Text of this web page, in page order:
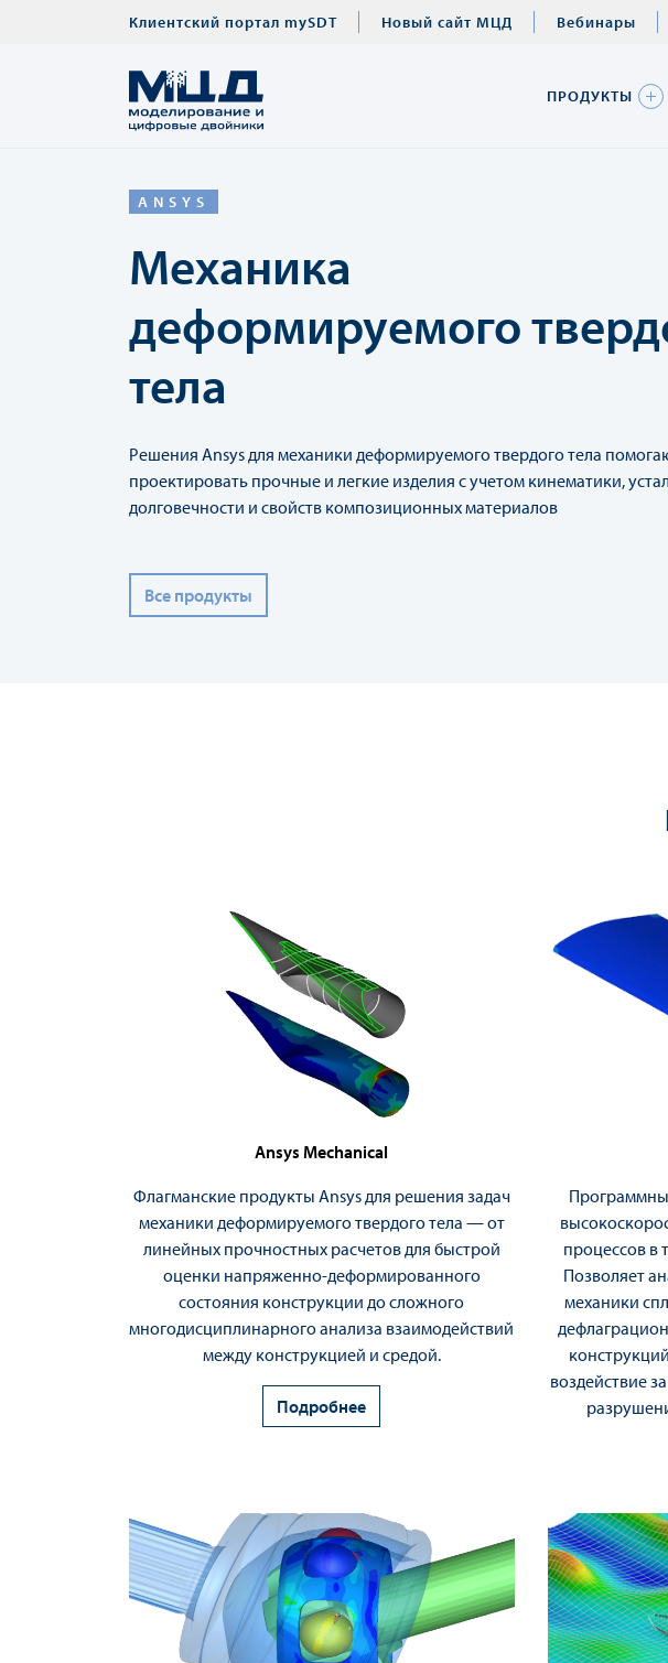
Клиентский портал mySDT Новый сайт МЦД Вебинары
ПРОДУКТЫ
ANSYS
Механика
деформируемого
тела
Решения Ansys для механики деформируемого твердого тела
проектировать прочные и легкие изделия с учетом кинематики,
долговечности и свойств композиционных материалов
Все продукты
Ansys Mechanical
Флагманские продукты Ansys для решения задач
механики деформируемого твердого тела — от
линейных прочностных расчетов для быстрой
оценки напряженно-деформированного
состояния конструкции до сложного
многодисциплинарного анализа взаимодействий
между конструкцией и средой.
Подробнее
процессов в
Позволяет
механики
воздействие